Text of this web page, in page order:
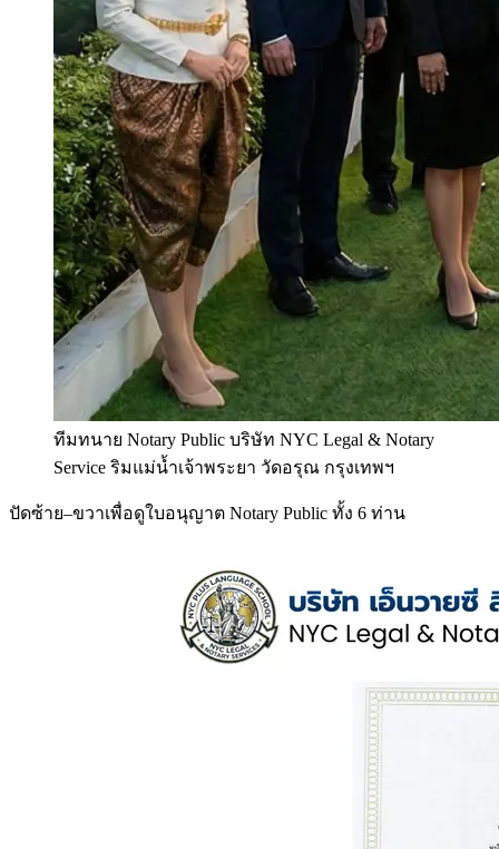
ทีมทนาย Notary Public บริษัท NYC Legal & Notary
Service ริมแม่น้ำเจ้าพระยา วัดอรุณ กรุงเทพฯ
ปัดซ้าย–ขวาเพื่อดูใบอนุญาต Notary Public ทั้ง 6 ท่าน